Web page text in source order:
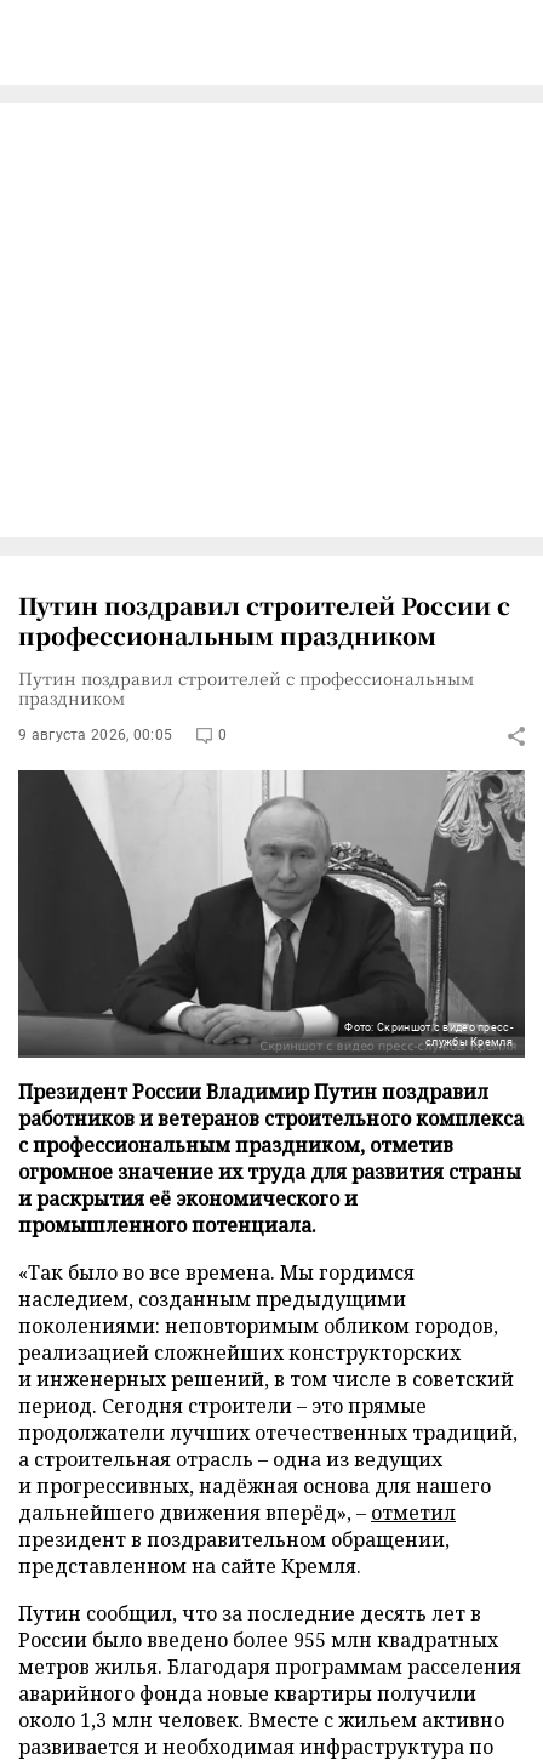
Путин поздравил строителей России с
профессиональным праздником
Путин поздравил строителей с профессиональным
праздником
9 августа 2026, 00:05 0
Фото: Скриншот с видео пресс-
службы Кремля
Президент России Владимир Путин поздравил
работников и ветеранов строительного комплекса
с профессиональным праздником, отметив
огромное значение их труда для развития страны
и раскрытия её экономического и
промышленного потенциала.
«Так было во все времена. Мы гордимся
наследием, созданным предыдущими
поколениями: неповторимым обликом городов,
реализацией сложнейших конструкторских
и инженерных решений, в том числе в советский
период. Сегодня строители – это прямые
продолжатели лучших отечественных традиций,
а строительная отрасль – одна из ведущих
и прогрессивных, надёжная основа для нашего
дальнейшего движения вперёд», – отметил
президент в поздравительном обращении,
представленном на сайте Кремля.
Путин сообщил, что за последние десять лет в
России было введено более 955 млн квадратных
метров жилья. Благодаря программам расселения
аварийного фонда новые квартиры получили
около 1,3 млн человек. Вместе с жильем активно
развивается и необходимая инфраструктура по